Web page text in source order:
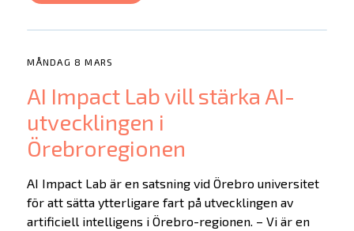
MÅNDAG 8 MARS
AI Impact Lab vill stärka AI-
utvecklingen i
Örebroregionen
AI Impact Lab är en satsning vid Örebro universitet
för att sätta ytterligare fart på utvecklingen av
artificiell intelligens i Örebro-regionen. – Vi är en